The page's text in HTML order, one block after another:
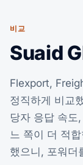
비교
Suaid
Flexport,
정직하게 비교
당자 응답 속도
느 쪽이 더 적
했으니, 포워더